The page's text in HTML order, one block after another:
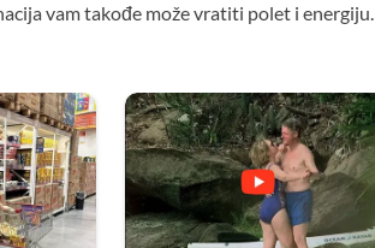
vam takođe može vratiti polet i energiju.